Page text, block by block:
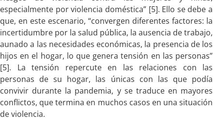
especialmente por violencia doméstica” [5]. Ello se debe a
que, en este escenario, “convergen diferentes factores: la
incertidumbre por la salud pública, la ausencia de trabajo,
aunado a las necesidades económicas, la presencia de los
hijos en el hogar, lo que genera tensión en las personas”
[5]. La tensión repercute en las relaciones con las
personas de su hogar, las únicas con las que podía
convivir durante la pandemia, y se traduce en mayores
conflictos, que termina en muchos casos en una situación
de violencia.